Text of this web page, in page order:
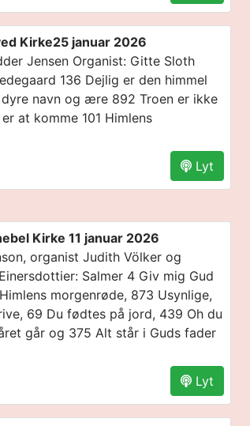
Kirke25 januar 2026
Jensen Organist: Gitte Sloth
136 Dejlig er den himmel
navn og ære 892 Troen er ikke
at komme 101 Himlens
Lyt
Kirke 11 januar 2026
organist Judith Völker og
Salmer 4 Giv mig Gud
morgenrøde, 873 Usynlige,
69 Du fødtes på jord, 439 Oh du
går og 375 Alt står i Guds fader
Lyt